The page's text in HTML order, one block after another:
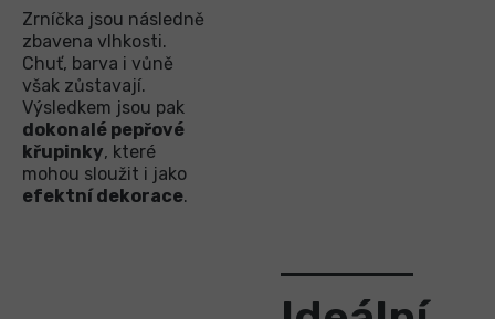
Zrníčka jsou následně
zbavena vlhkosti.
Chuť, barva i vůně
však zůstavají.
Výsledkem jsou pak
dokonalé pepřové
křupinky, které
mohou sloužit i jako
efektní dekorace.